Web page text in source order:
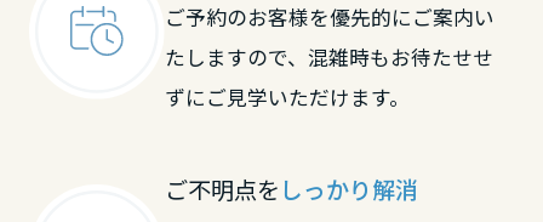
ご予約のお客様を優先的にご案内い
たしますので、混雑時もお待たせせ
ずにご見学いただけます。
ご不明点を しっかり解消